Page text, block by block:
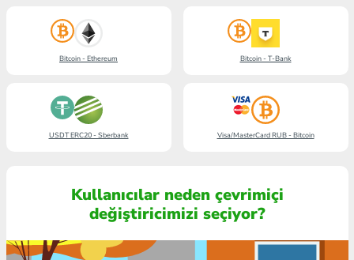
Bitcoin - Ethereum Bitcoin - T-Bank
USDT ERC20 - Sberbank Visa/MasterCard RUB - Bitcoin
Kullanıcılar neden çevrimiçi
değiştiricimizi seçiyor?